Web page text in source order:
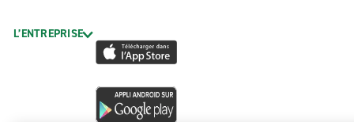
L’ENTREPRISE